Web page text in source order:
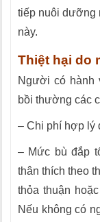
tiếp nuôi dưỡng
này.
Thiệt hại do
Người có hành
bồi thường các
– Chi phí hợp lý
– Mức bù đắp
thân thích theo
thỏa thuận
Nếu không có